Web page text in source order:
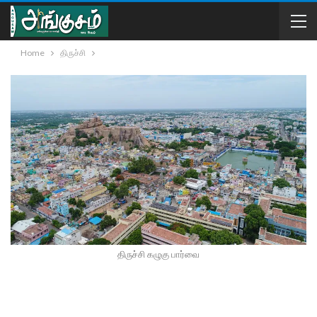
Home திருச்சி
திருச்சி கழுகு பார்வை